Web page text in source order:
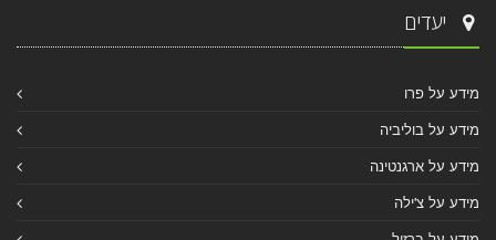
יעדים
מידע על פרו
מידע על בוליביה
מידע על ארגנטינה
מידע על צ'ילה